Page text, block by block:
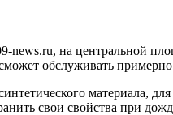
news.ru, на центральной
обслуживать примерно
материала,
свои свойства при